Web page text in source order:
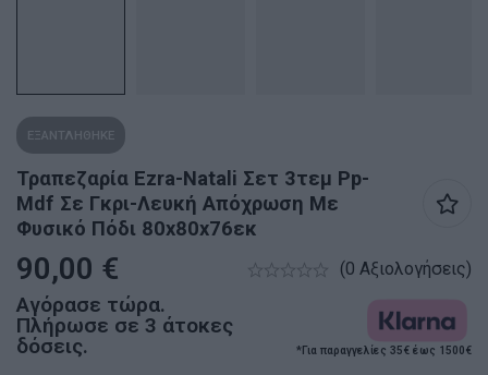
ΕΞΑΝΤΛΗΘΗΚΕ
Τραπεζαρία Ezra-Natali Σετ 3τεμ Pp-
Mdf Σε Γκρι-Λευκή Απόχρωση Με
Φυσικό Πόδι 80x80x76εκ
90,00 € (0 Αξιολογήσεις)
Αγόρασε τώρα.
Πλήρωσε σε 3 άτοκες
δόσεις.
*Για παραγγελίες 35€ έως 1500€